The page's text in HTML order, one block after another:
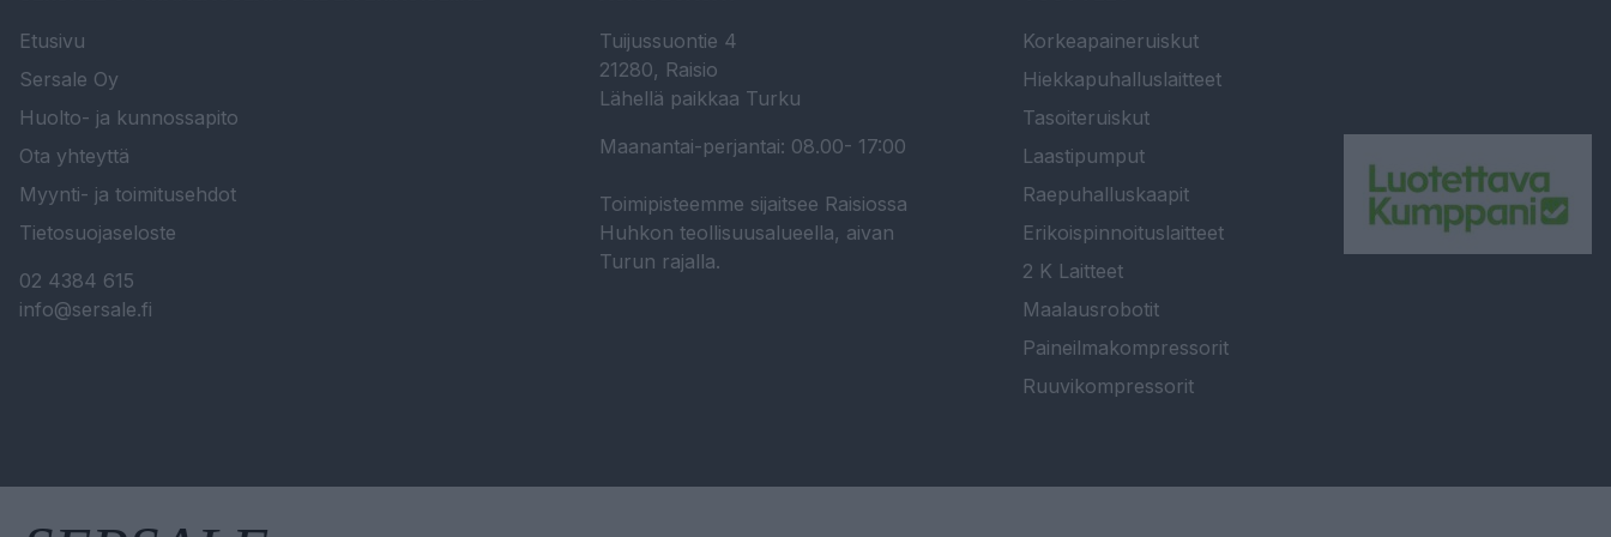
Etusivu
Sersale Oy
Huolto- ja kunnossapito
Ota yhteyttä
Myynti- ja toimitusehdot
Tietosuojaseloste
02 4384 615
info@sersale.fi
Tuijussuontie 4
21280, Raisio
Lähellä paikkaa Turku
Maanantai-perjantai: 08.00- 17:00
Toimipisteemme sijaitsee Raisiossa
Huhkon teollisuusalueella, aivan
Turun rajalla.
Korkeapaineruiskut
Hiekkapuhalluslaitteet
Tasoiteruiskut
Laastipumput
Raepuhalluskaapit
Erikoispinnoituslaitteet
2 K Laitteet
Maalausrobotit
Paineilmakompressorit
Ruuvikompressorit